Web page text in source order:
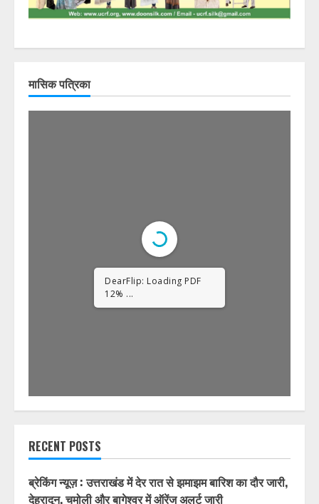
मासिक पत्रिका
DearFlip: Loading PDF
23% ...
RECENT POSTS
ब्रेकिंग न्यूज़ : उत्तराखंड में देर रात से झमाझम बारिश का दौर जारी,
देहरादून, चमोली और बागेश्वर में ऑरेंज अलर्ट जारी